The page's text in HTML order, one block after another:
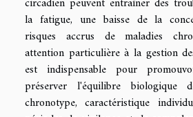
la fatigue, une baisse de la
risques accrus de maladies
attention particulière à la gestion
est indispensable pour
préserver l'équilibre biologique
chronotype, caractéristique